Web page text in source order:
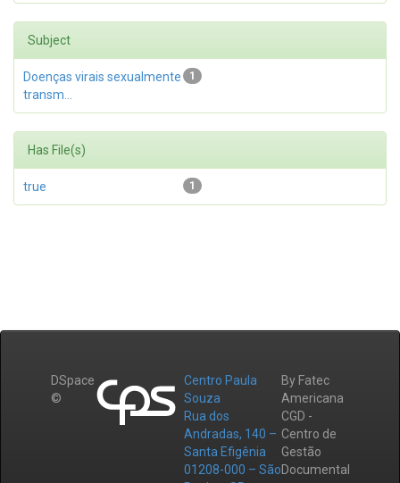
Subject
1
Doenças virais sexualmente
transm...
Has File(s)
1
true
DSpace
©
Centro Paula
Souza
Rua dos
Andradas, 140 –
Santa Efigênia
01208-000 – São
By Fatec
Americana
CGD -
Centro de
Gestão
Documental